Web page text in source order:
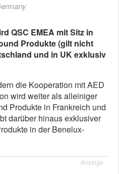
QSC EMEA mit Sitz in
Produkte (gilt nicht
und in UK exklusiv
die Kooperation mit AED
wird weiter als alleiniger
Produkte in Frankreich und
darüber hinaus exklusiver
in der Benelux-
Anzeige